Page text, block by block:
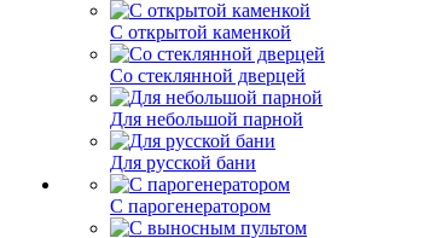
С открытой каменкой
Со стеклянной дверцей
Для небольшой парной
Для русской бани
С парогенератором